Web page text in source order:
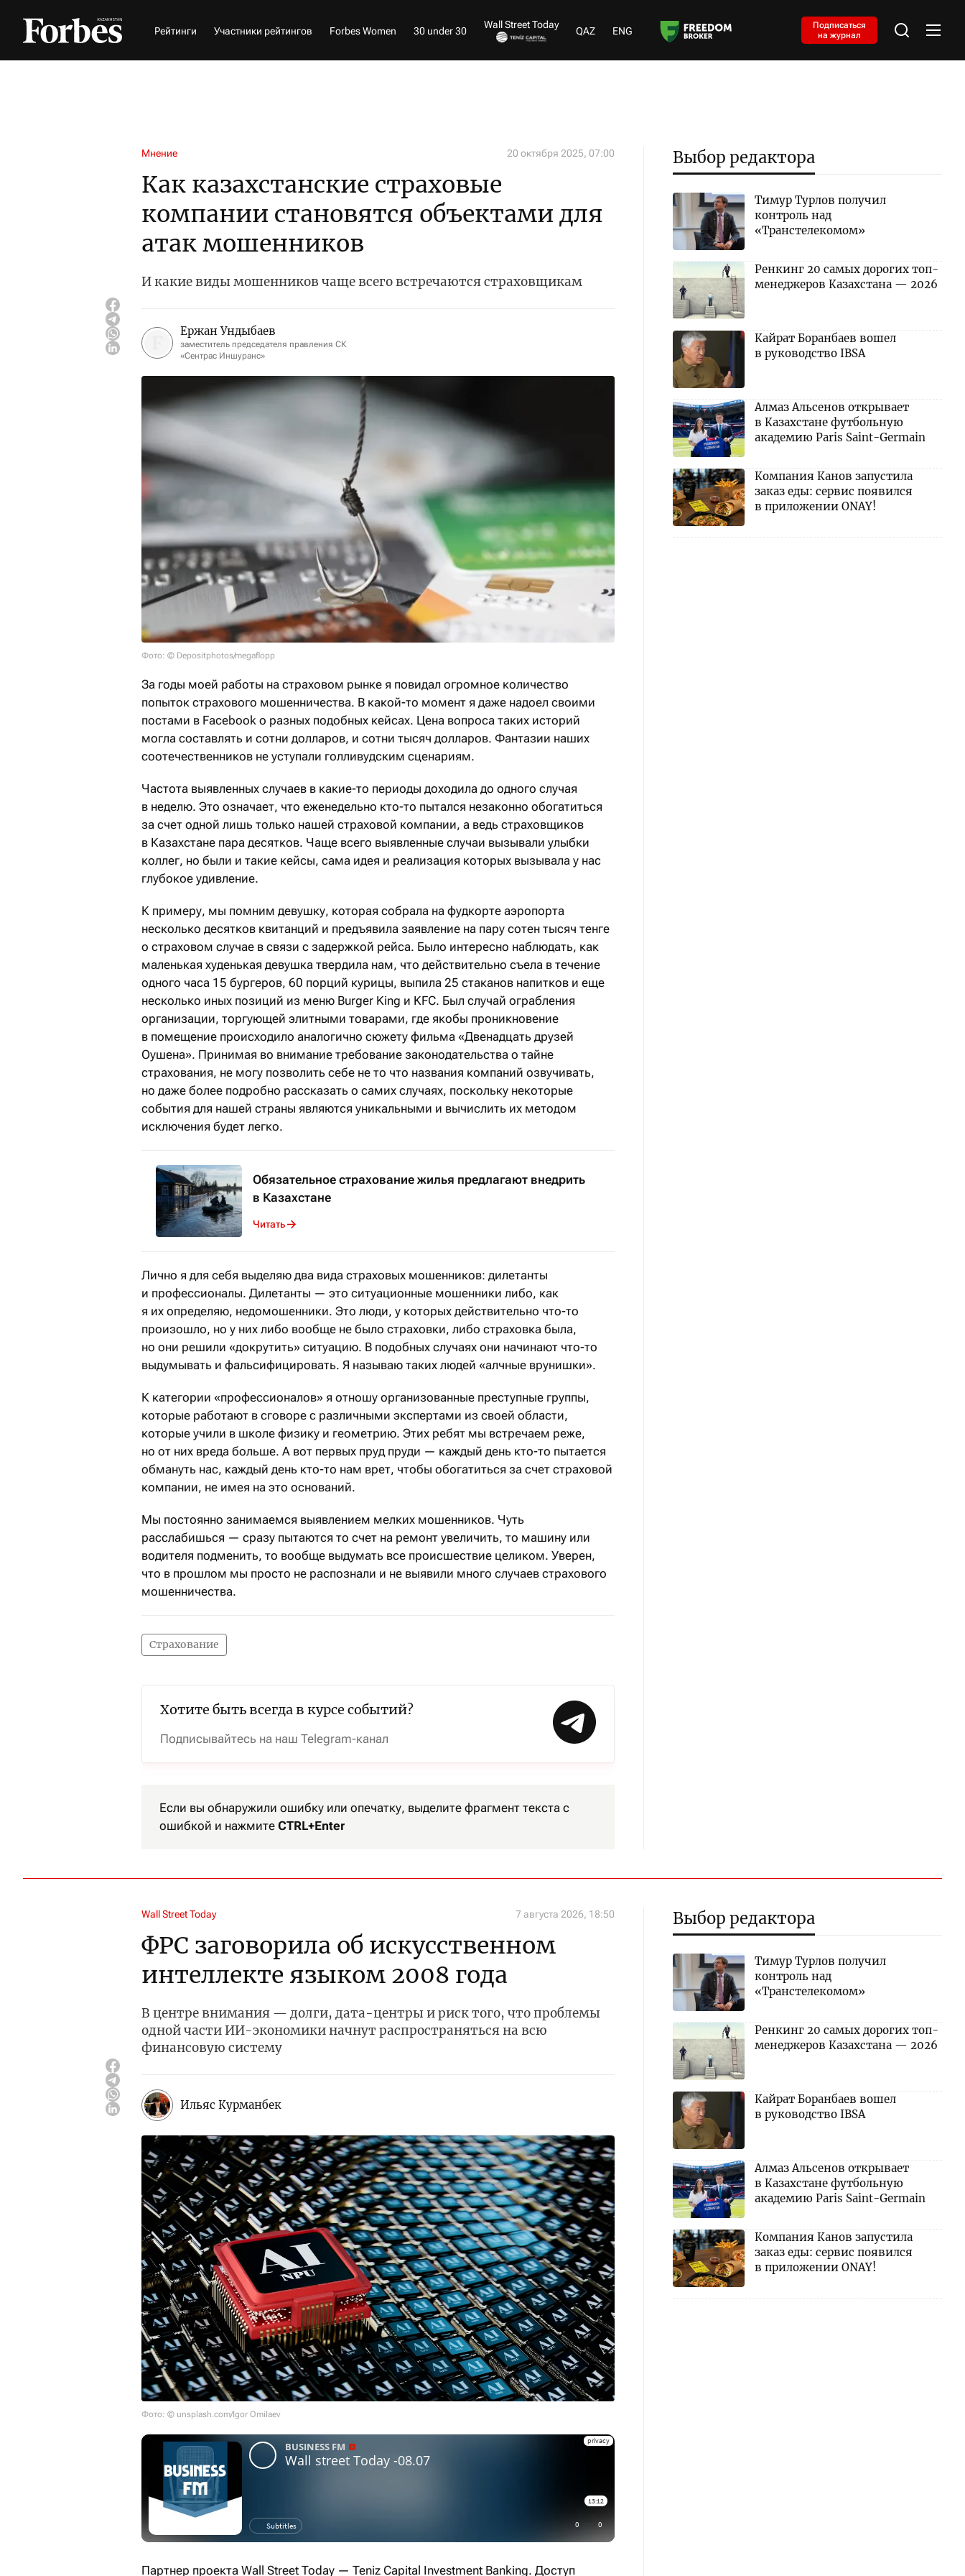
Рейтинги Участники рейтингов Forbes Women 30 under 30
Wall Street Today
QAZ ENG
Подписаться
на журнал
Мнение 20 октября 2025, 07:00
Как казахстанские страховые
компании становятся объектами для
атак мошенников
И какие виды мошенников чаще всего встречаются страховщикам
Ержан Ундыбаев
заместитель председателя правления СК
«Сентрас Иншуранс»
Фото: © Depositphotos/megaflopp
За годы моей работы на страховом рынке я повидал огромное количество
попыток страхового мошенничества. В какой-то момент я даже надоел своими
постами в Facebook о разных подобных кейсах. Цена вопроса таких историй
могла составлять и сотни долларов, и сотни тысяч долларов. Фантазии наших
соотечественников не уступали голливудским сценариям.
Частота выявленных случаев в какие-то периоды доходила до одного случая
в неделю. Это означает, что еженедельно кто-то пытался незаконно обогатиться
за счет одной лишь только нашей страховой компании, а ведь страховщиков
в Казахстане пара десятков. Чаще всего выявленные случаи вызывали улыбки
коллег, но были и такие кейсы, сама идея и реализация которых вызывала у нас
глубокое удивление.
К примеру, мы помним девушку, которая собрала на фудкорте аэропорта
несколько десятков квитанций и предъявила заявление на пару сотен тысяч тенге
о страховом случае в связи с задержкой рейса. Было интересно наблюдать, как
маленькая худенькая девушка твердила нам, что действительно съела в течение
одного часа 15 бургеров, 60 порций курицы, выпила 25 стаканов напитков и еще
несколько иных позиций из меню Burger King и KFC. Был случай ограбления
организации, торгующей элитными товарами, где якобы проникновение
в помещение происходило аналогично сюжету фильма «Двенадцать друзей
Оушена». Принимая во внимание требование законодательства о тайне
страхования, не могу позволить себе не то что названия компаний озвучивать,
но даже более подробно рассказать о самих случаях, поскольку некоторые
события для нашей страны являются уникальными и вычислить их методом
исключения будет легко.
Обязательное страхование жилья предлагают внедрить
в Казахстане
Читать
Лично я для себя выделяю два вида страховых мошенников: дилетанты
и профессионалы. Дилетанты — это ситуационные мошенники либо, как
я их определяю, недомошенники. Это люди, у которых действительно что-то
произошло, но у них либо вообще не было страховки, либо страховка была,
но они решили «докрутить» ситуацию. В подобных случаях они начинают что-то
выдумывать и фальсифицировать. Я называю таких людей «алчные врунишки».
К категории «профессионалов» я отношу организованные преступные группы,
которые работают в сговоре с различными экспертами из своей области,
которые учили в школе физику и геометрию. Этих ребят мы встречаем реже,
но от них вреда больше. А вот первых пруд пруди — каждый день кто-то пытается
обмануть нас, каждый день кто-то нам врет, чтобы обогатиться за счет страховой
компании, не имея на это оснований.
Мы постоянно занимаемся выявлением мелких мошенников. Чуть
расслабишься — сразу пытаются то счет на ремонт увеличить, то машину или
водителя подменить, то вообще выдумать все происшествие целиком. Уверен,
что в прошлом мы просто не распознали и не выявили много случаев страхового
мошенничества.
Страхование
Хотите быть всегда в курсе событий?
Подписывайтесь на наш Telegram-канал
Если вы обнаружили ошибку или опечатку, выделите фрагмент текста с
ошибкой и нажмите CTRL+Enter
Выбор редактора
Тимур Турлов получил
контроль над
«Транстелекомом»
Ренкинг 20 самых дорогих топ-
менеджеров Казахстана — 2026
Кайрат Боранбаев вошел
в руководство IBSA
Алмаз Альсенов открывает
в Казахстане футбольную
академию Paris Saint-Germain
Компания Канов запустила
заказ еды: сервис появился
в приложении ONAY!
Wall Street Today 7 августа 2026, 18:50
ФРС заговорила об искусственном
интеллекте языком 2008 года
В центре внимания — долги, дата-центры и риск того, что проблемы
одной части ИИ-экономики начнут распространяться на всю
финансовую систему
Ильяс Курманбек
Фото: © unsplash.com/Igor Omilaev
Партнер проекта Wall Street Today — Teniz Capital Investment Banking. Доступ
Выбор редактора
Тимур Турлов получил
контроль над
«Транстелекомом»
Ренкинг 20 самых дорогих топ-
менеджеров Казахстана — 2026
Кайрат Боранбаев вошел
в руководство IBSA
Алмаз Альсенов открывает
в Казахстане футбольную
академию Paris Saint-Germain
Компания Канов запустила
заказ еды: сервис появился
в приложении ONAY!